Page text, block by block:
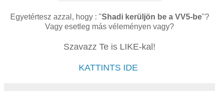
Egyetértesz azzal, hogy : "Shadi kerüljön be a VV5-be"?
Vagy esetleg más véleményen vagy?
Szavazz Te is LIKE-kal!
KATTINTS IDE